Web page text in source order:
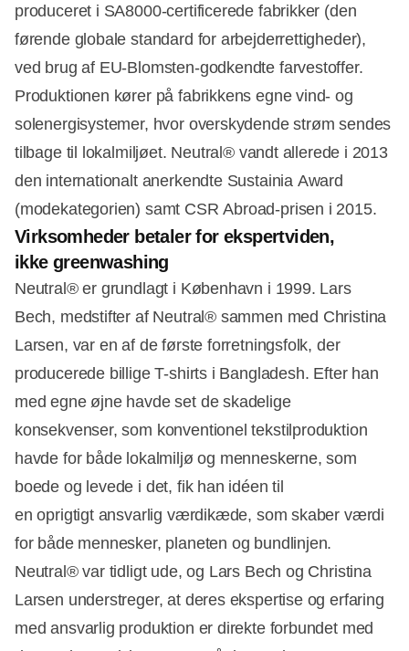
produceret i SA8000-certificerede fabrikker (den
førende globale standard for arbejderrettigheder),
ved brug af EU-Blomsten-godkendte farvestoffer.
Produktionen kører på fabrikkens egne vind- og
solenergisystemer, hvor overskydende strøm sendes
tilbage til lokalmiljøet. Neutral® vandt allerede i 2013
den internationalt anerkendte Sustainia Award
(modekategorien) samt CSR Abroad-prisen i 2015.
Virksomheder betaler for ekspertviden,
ikke greenwashing
Neutral® er grundlagt i København i 1999. Lars
Bech, medstifter af Neutral® sammen med Christina
Larsen, var en af de første forretningsfolk, der
producerede billige T-shirts i Bangladesh. Efter han
med egne øjne havde set de skadelige
konsekvenser, som konventionel tekstilproduktion
havde for både lokalmiljø og menneskerne, som
boede og levede i det, fik han idéen til
en oprigtigt ansvarlig værdikæde, som skaber værdi
for både mennesker, planeten og bundlinjen.
Neutral® var tidligt ude, og Lars Bech og Christina
Larsen understreger, at deres ekspertise og erfaring
med ansvarlig produktion er direkte forbundet med